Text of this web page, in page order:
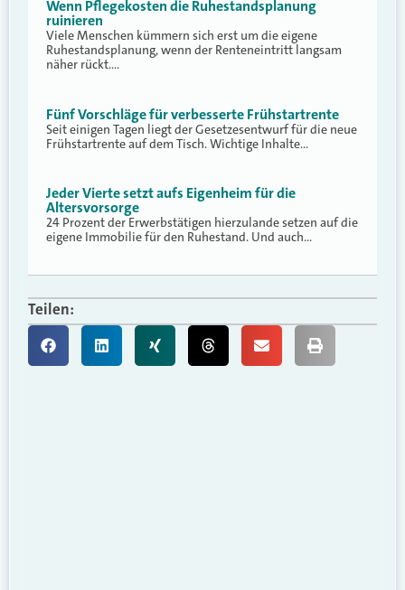
Wenn Pflegekosten die Ruhestandsplanung
ruinieren
Viele Menschen kümmern sich erst um die eigene
Ruhestandsplanung, wenn der Renteneintritt langsam
näher rückt.…
Fünf Vorschläge für verbesserte Frühstartrente
Seit einigen Tagen liegt der Gesetzesentwurf für die neue
Frühstartrente auf dem Tisch. Wichtige Inhalte…
Jeder Vierte setzt aufs Eigenheim für die
Altersvorsorge
24 Prozent der Erwerbstätigen hierzulande setzen auf die
eigene Immobilie für den Ruhestand. Und auch…
Teilen: